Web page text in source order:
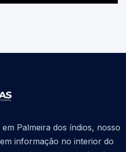
Palmeira dos índios, nosso
informação no interior do